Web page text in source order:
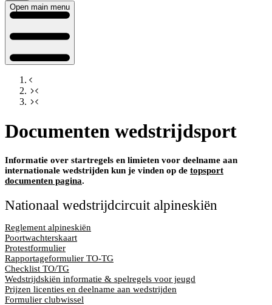
Open main menu
Documenten wedstrijdsport
Informatie over startregels en limieten voor deelname aan
internationale wedstrijden kun je vinden op de topsport
documenten pagina.
Nationaal wedstrijdcircuit alpineskiën
Reglement alpineskiën
Poortwachterskaart
Protestformulier
Rapportageformulier TO-TG
Checklist TO/TG
Wedstrijdskiën informatie & spelregels voor jeugd
Prijzen licenties en deelname aan wedstrijden
Formulier clubwissel